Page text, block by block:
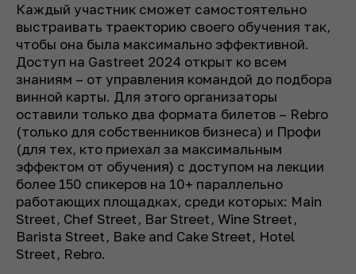
Каждый участник сможет самостоятельно
выстраивать траекторию своего обучения так,
чтобы она была максимально эффективной.
Доступ на Gastreet 2024 открыт ко всем
знаниям – от управления командой до подбора
винной карты. Для этого организаторы
оставили только два формата билетов – Rebro
(только для собственников бизнеса) и Профи
(для тех, кто приехал за максимальным
эффектом от обучения) с доступом на лекции
более 150 спикеров на 10+ параллельно
работающих площадках, среди которых: Main
Street, Chef Street, Bar Street, Wine Street,
Barista Street, Bake and Cake Street, Hotel
Street, Rebro.